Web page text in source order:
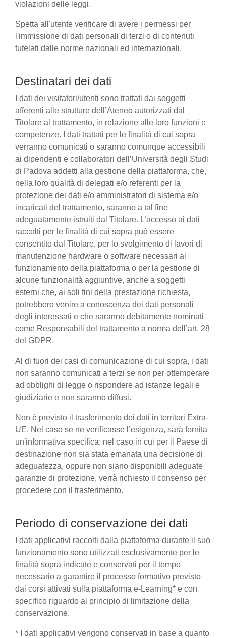
violazioni delle leggi.
Spetta all'utente verificare di avere i permessi per
l'immissione di dati personali di terzi o di contenuti
tutelati dalle norme nazionali ed internazionali.
Destinatari dei dati
I dati dei visitatori/utenti sono trattati dai soggetti
afferenti alle strutture dell’Ateneo autorizzati dal
Titolare al trattamento, in relazione alle loro funzioni e
competenze. I dati trattati per le finalità di cui sopra
verranno comunicati o saranno comunque accessibili
ai dipendenti e collaboratori dell’Università degli Studi
di Padova addetti alla gestione della piattaforma, che,
nella loro qualità di delegati e/o referenti per la
protezione dei dati e/o amministratori di sistema e/o
incaricati del trattamento, saranno a tal fine
adeguatamente istruiti dal Titolare. L’accesso ai dati
raccolti per le finalità di cui sopra può essere
consentito dal Titolare, per lo svolgimento di lavori di
manutenzione hardware o software necessari al
funzionamento della piattaforma o per la gestione di
alcune funzionalità aggiuntive, anche a soggetti
esterni che, ai soli fini della prestazione richiesta,
potrebbero venire a conoscenza dei dati personali
degli interessati e che saranno debitamente nominati
come Responsabili del trattamento a norma dell’art. 28
del GDPR.
Al di fuori dei casi di comunicazione di cui sopra, i dati
non saranno comunicati a terzi se non per ottemperare
ad obblighi di legge o rispondere ad istanze legali e
giudiziarie e non saranno diffusi.
Non è previsto il trasferimento dei dati in territori Extra-
UE. Nel caso se ne verificasse l’esigenza, sarà fornita
un'informativa specifica; nel caso in cui per il Paese di
destinazione non sia stata emanata una decisione di
adeguatezza, oppure non siano disponibili adeguate
garanzie di protezione, verrà richiesto il consenso per
procedere con il trasferimento.
Periodo di conservazione dei dati
I dati applicativi raccolti dalla piattaforma durante il suo
funzionamento sono utilizzati esclusivamente per le
finalità sopra indicate e conservati per il tempo
necessario a garantire il processo formativo previsto
dai corsi attivati sulla piattaforma e-Learning* e con
specifico riguardo al principio di limitazione della
conservazione.
* I dati applicativi vengono conservati in base a quanto